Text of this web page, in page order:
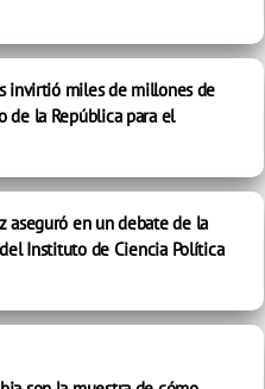
invirtió miles de millones de
de la República para el
aseguró en un debate de la
Instituto de Ciencia Política